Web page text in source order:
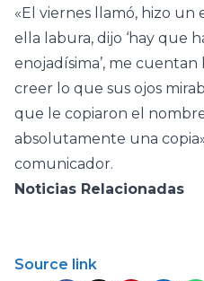
«El viernes llamó, hizo un
ella labura, dijo ‘hay que
enojadísima’, me
creer lo que sus ojos
que le copiaron el
absolutamente una
comunicador.
Noticias Relacionadas
Source link